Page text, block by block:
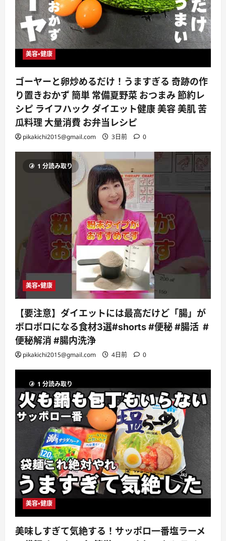
美容・健康
ゴーヤーと卵炒めるだけ！うますぎる 奇跡の作
り置きおかず 簡単 常備夏野菜 おつまみ 節約レ
シピ ライフハック ダイエット健康 美容 美肌 苦
瓜料理 大量消費 お弁当レシピ
pikakichi2015@gmail.com 3日前 0
1 分読み取り
美容・健康
【要注意】ダイエットには最高だけど「腸」が
ボロボロになる食材3選#shorts #便秘 #腸活 #
便秘解消 #腸内洗浄
pikakichi2015@gmail.com 4日前 0
1 分読み取り
美容・健康
美味しすぎて気絶する！サッポロ一番塩ラーメ